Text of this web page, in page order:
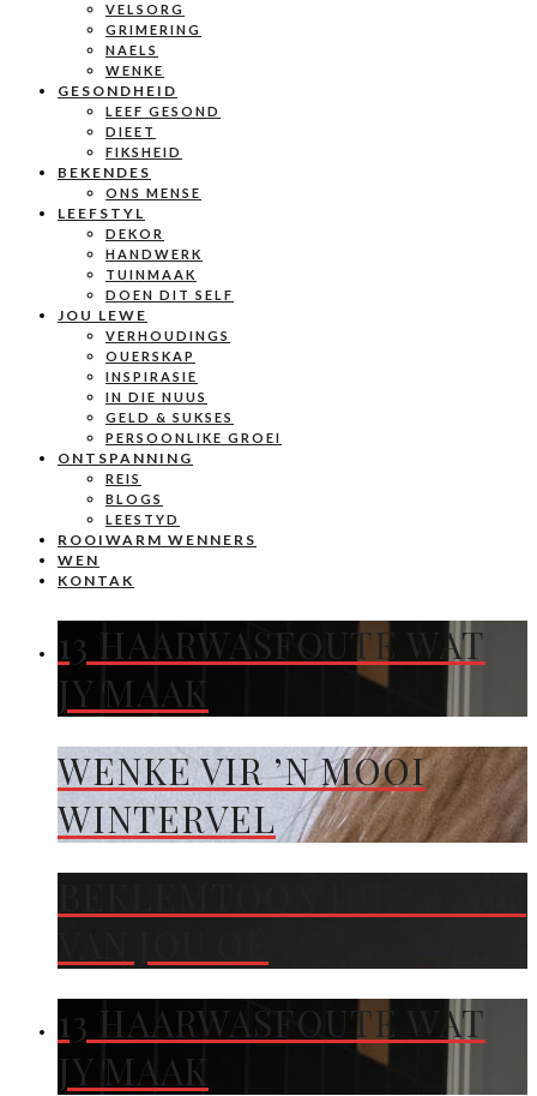
VELSORG
GRIMERING
NAELS
WENKE
GESONDHEID
LEEF GESOND
DIEET
FIKSHEID
BEKENDES
ONS MENSE
LEEFSTYL
DEKOR
HANDWERK
TUINMAAK
DOEN DIT SELF
JOU LEWE
VERHOUDINGS
OUERSKAP
INSPIRASIE
IN DIE NUUS
GELD & SUKSES
PERSOONLIKE GROEI
ONTSPANNING
REIS
BLOGS
LEESTYD
ROOIWARM WENNERS
WEN
KONTAK
13 HAARWASFOUTE WAT
JY MAAK
WENKE VIR ’N MOOI
WINTERVEL
13 HAARWASFOUTE WAT
JY MAAK